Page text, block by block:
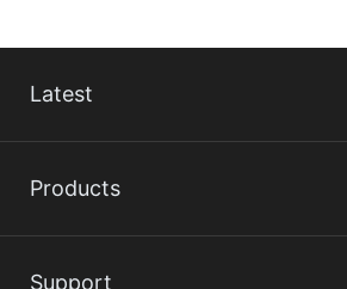
Latest
Products
Support